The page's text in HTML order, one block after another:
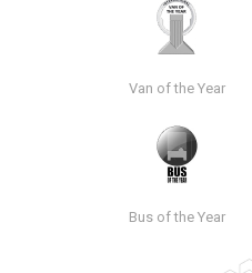
Van of the Year
Bus of the Year